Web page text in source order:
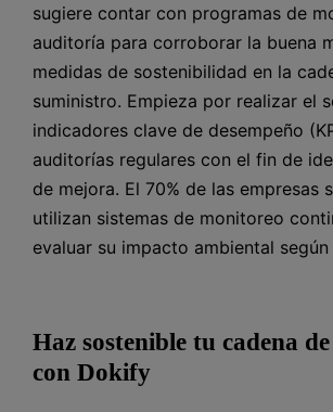
sugiere contar con programas de
auditoría para corroborar la buena
medidas de sostenibilidad en la
suministro. Empieza por realizar el
indicadores clave de desempeño
auditorías regulares con el fin de
de mejora. El 70% de las empresas
utilizan sistemas de monitoreo
evaluar su impacto ambiental según
Haz sostenible tu cadena
con Dokify